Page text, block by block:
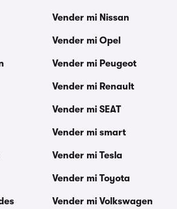
Vender mi Nissan
Vender mi Opel
Vender mi Peugeot
Vender mi Renault
Vender mi SEAT
Vender mi smart
Vender mi Tesla
Vender mi Toyota
Vender mi Volkswagen